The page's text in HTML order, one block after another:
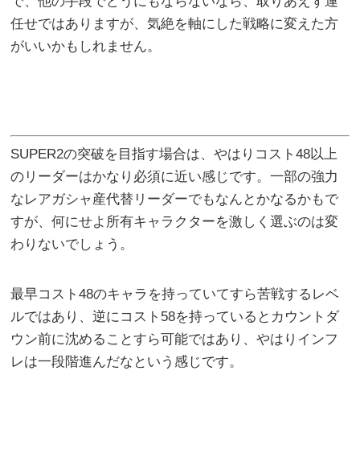
任せではありますが、気絶を軸にした戦略に変えた方
がいいかもしれません。
SUPER2の突破を目指す場合は、やはりコスト48以上
のリーダーはかなり必須に近い感じです。一部の強力
なレアガシャ産代替リーダーでもなんとかなるかもで
すが、何にせよ所有キャラクターを激しく選ぶのは変
わりないでしょう。
最早コスト48のキャラを持っていてすら苦戦するレベ
ルではあり、逆にコスト58を持っているとカウントダ
ウン前に沈めることすら可能ではあり、やはりインフ
レは一段階進んだなという感じです。